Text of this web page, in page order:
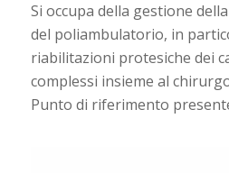
Si occupa della gestione
del poliambulatorio, in
riabilitazioni protesiche dei
complessi insieme al
Punto di riferimento